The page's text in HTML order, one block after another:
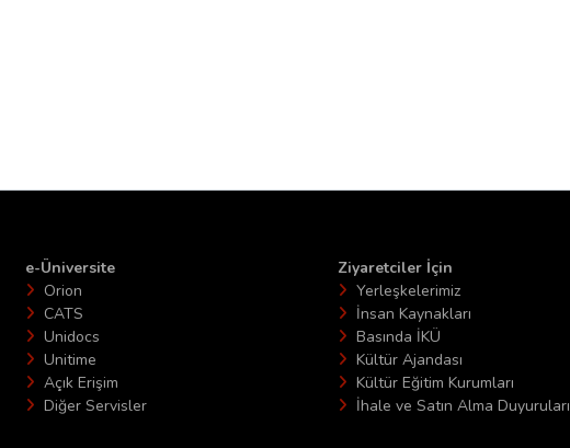
e-Üniversite
Orion
CATS
Unidocs
Unitime
Açık Erişim
Diğer Servisler
Ziyaretciler İçin
Yerleşkelerimiz
İnsan Kaynakları
Basında İKÜ
Kültür Ajandası
Kültür Eğitim Kurumları
İhale ve Satın Alma Duyuruları